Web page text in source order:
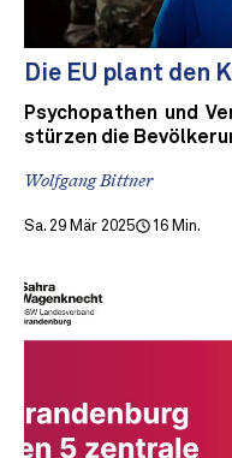
Die EU plant den
Psychopathen und
stürzen die
Wolfgang Bittner
Sa. 29 Mär 2025 16 Min.